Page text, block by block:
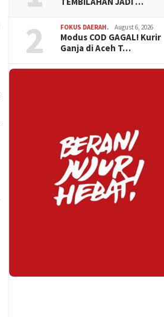
2 FOKUS DAERAH. August 6, 2026
Modus COD GAGAL! Kurir
Ganja di Aceh T…